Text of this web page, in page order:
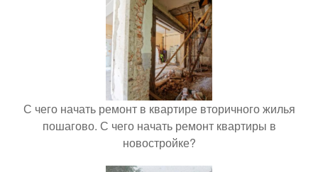
С чего начать ремонт в квартире вторичного жилья
пошагово. С чего начать ремонт квартиры в
новостройке?